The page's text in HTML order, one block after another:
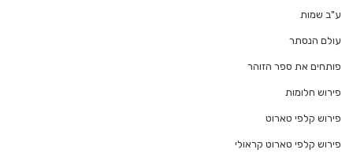
ע"ב שמות
עולם הנסתר
פותחים את ספר הזוהר
פירוש חלומות
פירוש קלפי טארוט
פירוש קלפי טארוט קראולי